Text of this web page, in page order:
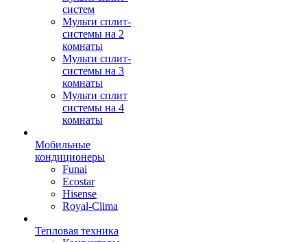
систем
Мульти сплит-
системы на 2
комнаты
Мульти сплит-
системы на 3
комнаты
Мульти сплит
системы на 4
комнаты
Мобильные
кондиционеры
Funai
Ecostar
Hisense
Royal-Clima
Тепловая техника